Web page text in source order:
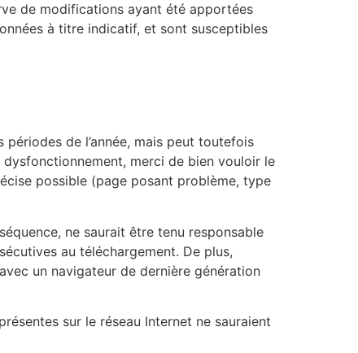
de modifications ayant été apportées
à titre indicatif, et sont susceptibles
de l’année, mais peut toutefois
merci de bien vouloir le
possible (page posant problème, type
ne saurait être tenu responsable
au téléchargement. De plus,
un navigateur de dernière génération
sur le réseau Internet ne sauraient